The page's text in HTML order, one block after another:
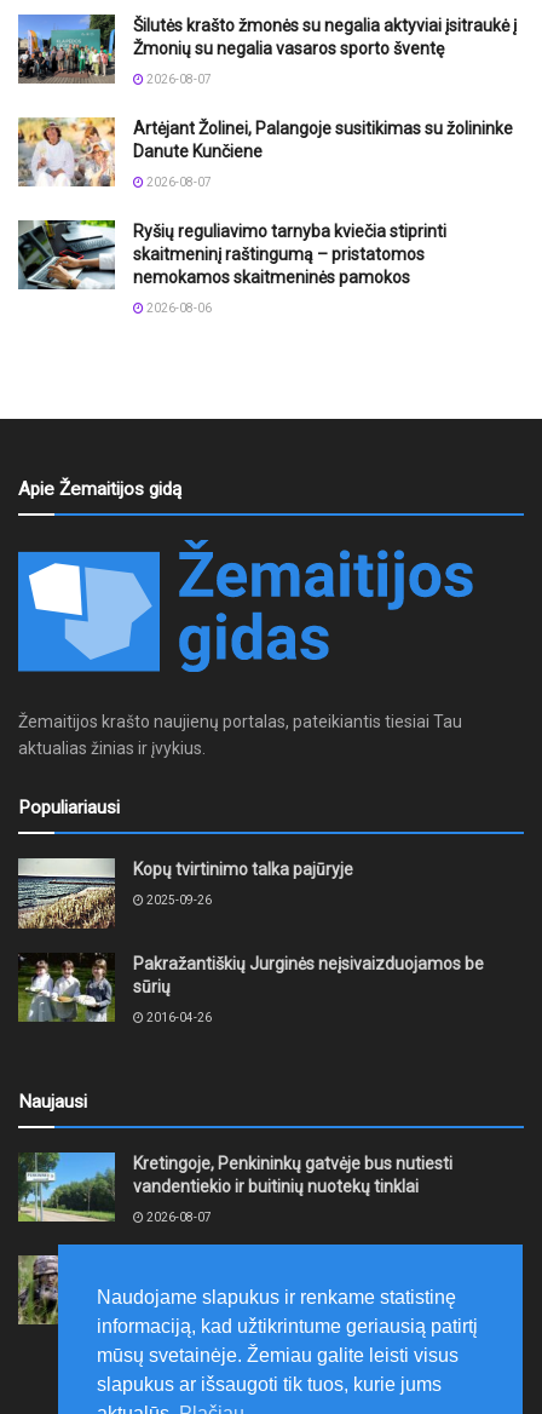
Šilutės krašto žmonės su negalia aktyviai įsitraukė į
Žmonių su negalia vasaros sporto šventę
2026-08-07
Artėjant Žolinei, Palangoje susitikimas su žolininke
Danute Kunčiene
2026-08-07
Ryšių reguliavimo tarnyba kviečia stiprinti
skaitmeninį raštingumą – pristatomos
nemokamos skaitmeninės pamokos
2026-08-06
Apie Žemaitijos gidą
Žemaitijos krašto naujienų portalas, pateikiantis tiesiai Tau
aktualias žinias ir įvykius.
Populiariausi
Kopų tvirtinimo talka pajūryje
2025-09-26
Pakražantiškių Jurginės neįsivaizduojamos be
sūrių
2016-04-26
Naujausi
Kretingoje, Penkininkų gatvėje bus nutiesti
vandentiekio ir buitinių nuotekų tinklai
2026-08-07
rinktinė vykdys karines pratybas
2026-08-07
Naudojame slapukus ir renkame statistinę
informaciją, kad užtikrintume geriausią patirtį
mūsų svetainėje. Žemiau galite leisti visus
slapukus ar išsaugoti tik tuos, kurie jums